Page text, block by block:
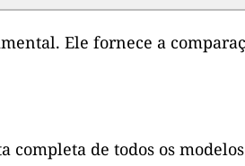
Ele fornece a
completa de todos os